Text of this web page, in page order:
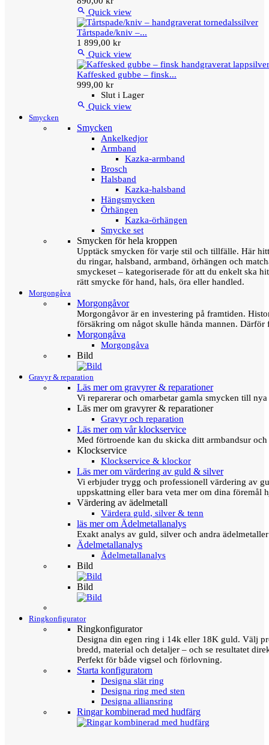
 Quick view
Tårtspade/kniv –...
1 899,00 kr
 Quick view
Kaffesked gubbe – finsk...
999,00 kr
Slut i Lager
 Quick view
Smycken
Smycken
Ankelkedjor
Armband
Kazka-armband
Brosch
Halsband
Kazka-halsband
Hängsmycken
Örhängen
Kazka-örhängen
Smycke set
Smycken för hela kroppen
Upptäck smycken för varje stil och tillfälle. Här
du ringar, halsband, armband, örhängen och
smyckeset – kategoriserade för att du enkelt ska
rätt smycke för hand, hals, öra eller handled.
Morgongåva
Morgongåvor
Morgongåvor är en investering på framtiden.
försäkring om något skulle hända mannen.
Morgongåva
Morgongåva
Bild
Gravyr & reparation
Läs mer om gravyrer & reparationer
Vi reparerar och omarbetar gamla smycken till
Läs mer om gravyrer & reparationer
Gravyr och reparation
Läs mer om vår klockservice
Med förtroende kan du skicka ditt armbandsur
Klockservice
Klockservice & klockor
Läs mer om värdering av guld & silver
Vi erbjuder trygg och professionell värdering av
uppskattning eller bara veta mer om dina föremål
Värdering av ädelmetall
Värdera guld, silver & tenn
läs mer om Ädelmetallanalys
Exakt analys av guld, silver och andra
Ädelmetallanalys
Ädelmetallanalys
Bild
Bild
Ringkonfigurator
Ringkonfigurator
Designa din egen ring i 14k eller 18K guld. Välj
bredd, material och detaljer – och se resultatet
Perfekt för både vigsel och förlovning.
Starta konfiguratorn
Designa slät ring
Designa ring med sten
Designa alliansring
Ringar kombinerad med hudfärg